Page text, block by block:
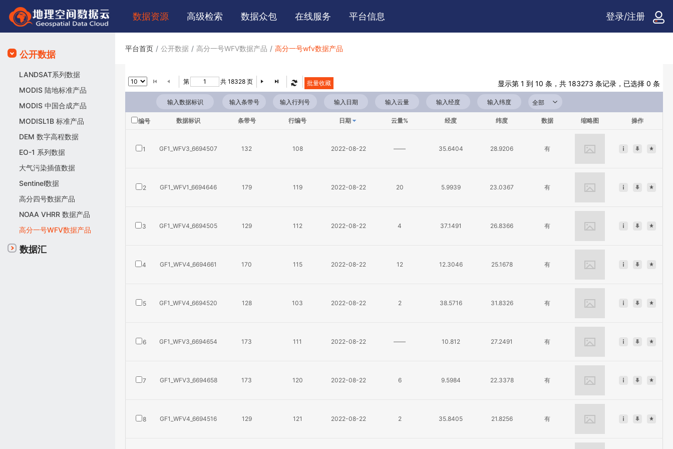
数据资源 高级检索 数据众包 在线服务 平台信息 登录/注册
公开数据
LANDSAT系列数据
MODIS 陆地标准产品
MODIS 中国合成产品
MODISL1B 标准产品
DEM 数字高程数据
EO-1 系列数据
大气污染插值数据
Sentinel数据
高分四号数据产品
NOAA VHRR 数据产品
高分一号WFV数据产品
数据汇
平台首页 公开数据 高分一号WFV数据产品 高分一号wfv数据产品
显示第 1 到 10 条，共 183273 条记录，已选择 0 条
第 共 18328 页 批量收藏
编号 数据标识 条带号 行编号 日期 云量% 经度 纬度 数据 缩略图 操作
1 GF1_WFV3_6694507 132 108 2022-08-22 —— 35.6404 28.9206 有
2 GF1_WFV1_6694646 179 119 2022-08-22 20 5.9939 23.0367 有
3 GF1_WFV4_6694505 129 112 2022-08-22 4 37.1491 26.8366 有
4 GF1_WFV4_6694661 170 115 2022-08-22 12 12.3046 25.1678 有
5 GF1_WFV4_6694520 128 103 2022-08-22 2 38.5716 31.8326 有
6 GF1_WFV3_6694654 173 111 2022-08-22 —— 10.812 27.2491 有
7 GF1_WFV3_6694658 173 120 2022-08-22 6 9.5984 22.3378 有
8 GF1_WFV4_6694516 129 121 2022-08-22 2 35.8405 21.8256 有